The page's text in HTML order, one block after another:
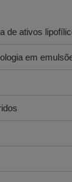
de ativos
em